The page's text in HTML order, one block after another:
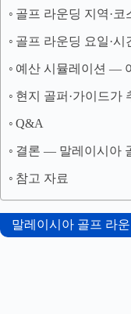
골프 라운딩 지역·
골프 라운딩 요일·
예산 시뮬레이션 ―
현지 골퍼·가이드가
Q&A
결론 ― 말레이시아
참고 자료
말레이시아 골프 라